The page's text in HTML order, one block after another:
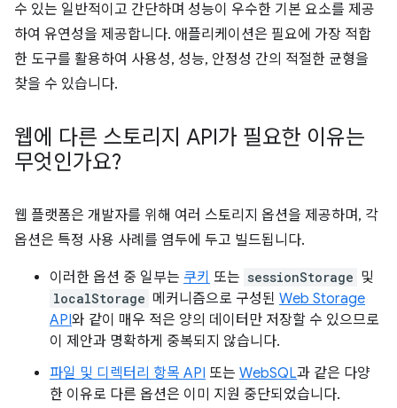
수 있는 일반적이고 간단하며 성능이 우수한 기본 요소를 제공
하여 유연성을 제공합니다. 애플리케이션은 필요에 가장 적합
한 도구를 활용하여 사용성, 성능, 안정성 간의 적절한 균형을
찾을 수 있습니다.
웹에 다른 스토리지 API가 필요한 이유는
무엇인가요?
웹 플랫폼은 개발자를 위해 여러 스토리지 옵션을 제공하며, 각
옵션은 특정 사용 사례를 염두에 두고 빌드됩니다.
이러한 옵션 중 일부는 쿠키 또는 sessionStorage 및
localStorage 메커니즘으로 구성된 Web Storage
API와 같이 매우 적은 양의 데이터만 저장할 수 있으므로
이 제안과 명확하게 중복되지 않습니다.
파일 및 디렉터리 항목 API 또는 WebSQL과 같은 다양
한 이유로 다른 옵션은 이미 지원 중단되었습니다.